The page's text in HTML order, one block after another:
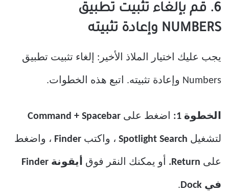
6. قم بإلغاء تثبيت تطبيق
NUMBERS وإعادة تثبيته
يجب عليك اختيار الملاذ الأخير: إلغاء تثبيت تطبيق
Numbers وإعادة تثبيته. اتبع هذه الخطوات.
الخطوة 1: اضغط على
لتشغيل Spotlight Search ، واكتب Finder ، واضغط
على Return. أو يمكنك النقر فوق أيقونة Finder
في Dock .